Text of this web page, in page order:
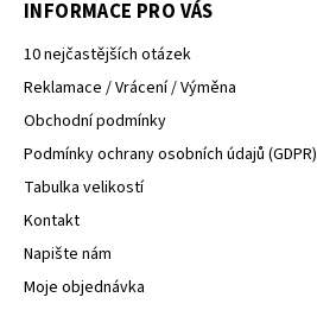
INFORMACE PRO VÁS
10 nejčastějších otázek
Reklamace / Vrácení / Výměna
Obchodní podmínky
Podmínky ochrany osobních údajů (GDPR)
Tabulka velikostí
Kontakt
Napište nám
Moje objednávka